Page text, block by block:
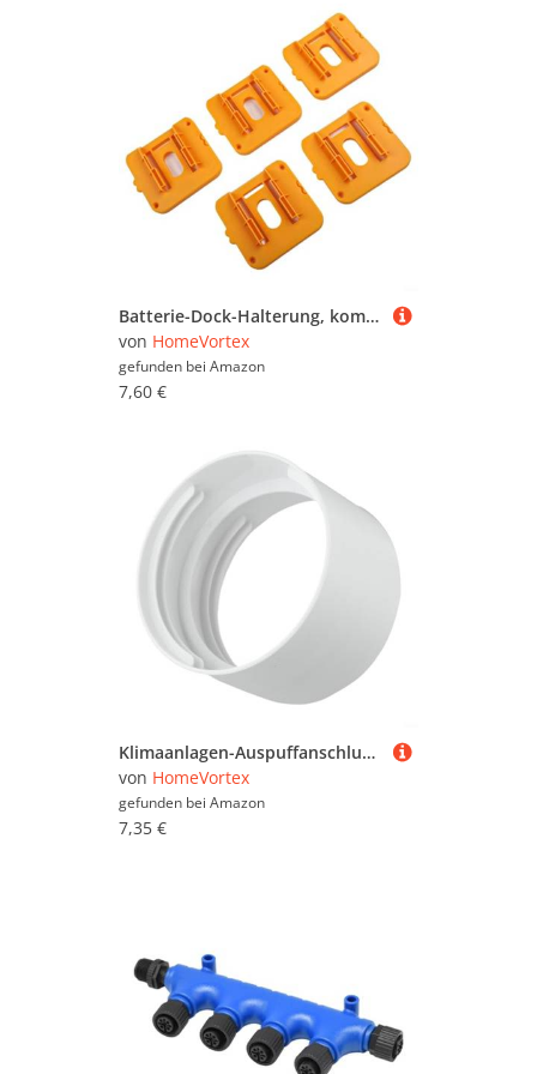
Batterie-Dock-Halterung, kompatibel mit Dewalt 20 V 60 V Batterien, passend für Modellnummern DCB200 bis DCB208 und DCB606 bis DCB609, mit Befestigungsschrauben für sichere Installation
von HomeVortex
gefunden bei Amazon
7,60 €
Klimaanlagen-Auspuffanschluss für 100 mm, 130 mm, 150 mm Schläuche, benutzerfreundliches Design (100 mm)
von HomeVortex
gefunden bei Amazon
7,35 €